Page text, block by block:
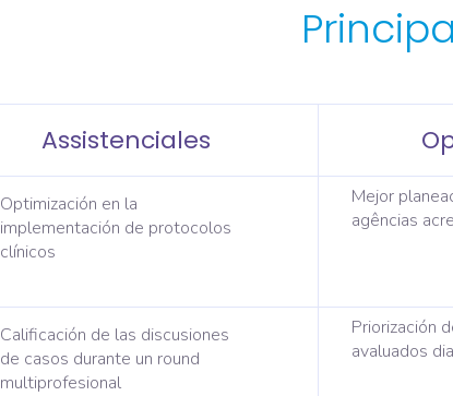
Assistenciales
Optimización en la
implementación de protocolos
clínicos
Calificación de las discusiones
de casos durante un round
multiprofesional
Mejor
agências
Priorización
avaluados